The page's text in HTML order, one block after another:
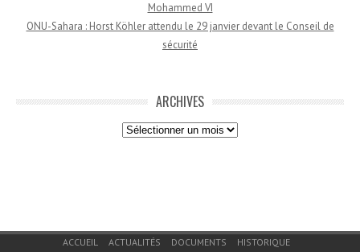
Mohammed VI
ONU-Sahara : Horst Köhler attendu le 29 janvier devant le Conseil de
sécurité
ARCHIVES
Archives
Menu du bas de page
ACCUEIL ACTUALITÉS DOCUMENTS HISTORIQUE